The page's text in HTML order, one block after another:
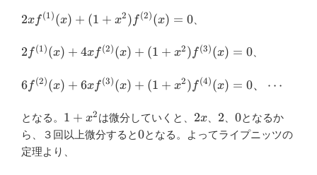
f'(x)=1
2x
(x)+
(1+x^2
)
f^{(2)}
2xf (1) (x) + (1 + x2 ) f (2) (x) = 0
2f^{(1)}
(x)+(1+x^2 )
f^{(3)} (x)=0
2 f (1) (x) + 4xf (2) (x) + (1 + x2 ) f (3) (x) = 0、
6f^{(2)}
(x)+(1+x^2 )
f^{(4)}
(x)=0、
\cdots
6f (2) (x) + 6xf (3) (x) + (1 + x2 ) f (4) (x) = 0、 ⋯
となる。 1+x^2
1 + x2 は微分していくと、 2x
2x、 2
2、0
0となるか
ら、３回以上微分すると0
0となる。よってライプニッツの
定理より、